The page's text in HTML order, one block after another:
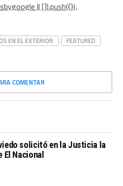
|| []).push({});
EN EL EXTERIOR
FEATURED
COMENTAR
solicitó en la Justicia la
El Nacional